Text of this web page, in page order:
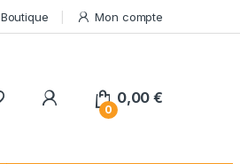
Boutique Mon compte
My Account
0
0,00€